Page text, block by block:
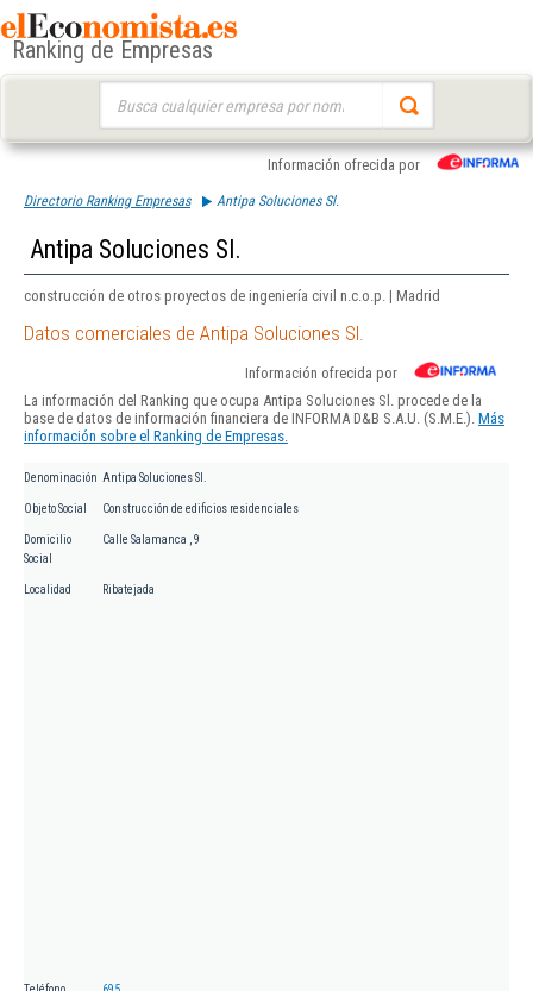
Ranking de Empresas
Información ofrecida por
Directorio Ranking Empresas Antipa Soluciones Sl.
Antipa Soluciones Sl.
construcción de otros proyectos de ingeniería civil n.c.o.p. | Madrid
Datos comerciales de Antipa Soluciones Sl.
Información ofrecida por
La información del Ranking que ocupa Antipa Soluciones Sl. procede de la
base de datos de información financiera de INFORMA D&B S.A.U. (S.M.E.). Más
información sobre el Ranking de Empresas.
Denominación Antipa Soluciones Sl.
Objeto Social Construcción de edificios residenciales
Domicilio
Social
Calle Salamanca , 9
Localidad Ribatejada